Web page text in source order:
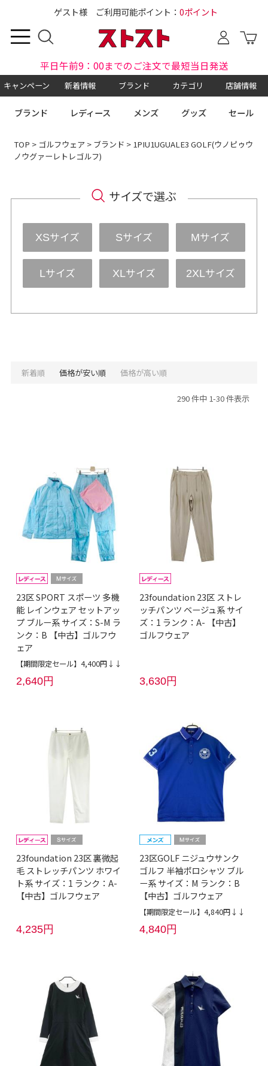
ゲスト様 ご利用可能ポイント： 0ポイント
平日午前9：00までのご注文で最短当日発送
キャンペーン 新着情報 ブランド カテゴリ 店舗情報
ブランド レディース メンズ グッズ セール
TOP > ゴルフウェア > ブランド > 1PIU1UGUALE3 GOLF(ウノピゥウ
ノウグァーレトレゴルフ)
サイズで選ぶ
XSサイズ Sサイズ Mサイズ
Lサイズ XLサイズ 2XLサイズ
新着順 価格が安い順 価格が高い順
290 件中 1-30 件表示
23区 SPORT スポーツ 多機
能 レインウェア セットアッ
プ ブルー系 サイズ：S-M ラ
ンク：B 【中古】ゴルフウ
ェア
【期間限定セール】4,400円↓↓
2,640円
23foundation 23区 ストレ
ッチパンツ ベージュ系 サイ
ズ：1 ランク：A- 【中古】
ゴルフウェア
3,630円
23foundation 23区 裏微起
毛 ストレッチパンツ ホワイ
ト系 サイズ：1 ランク：A-
【中古】ゴルフウェア
4,235円
23区GOLF ニジュウサンク
ゴルフ 半袖ポロシャツ ブル
ー系 サイズ：M ランク：B
【中古】ゴルフウェア
【期間限定セール】4,840円↓↓
4,840円